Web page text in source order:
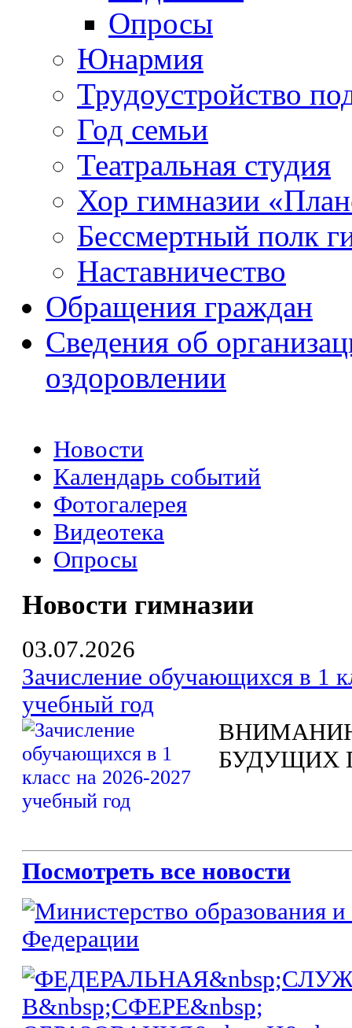
Опросы
Юнармия
Трудоустройство
Год семьи
Театральная студия
Хор гимназии
Бессмертный полк
Наставничество
Обращения граждан
Сведения об
оздоровлении
Новости
Календарь событий
Фотогалерея
Видеотека
Опросы
Новости гимназии
03.07.2026
Зачисление обучающихся в 1
учебный год
БУДУЩИХ
Посмотреть все новости